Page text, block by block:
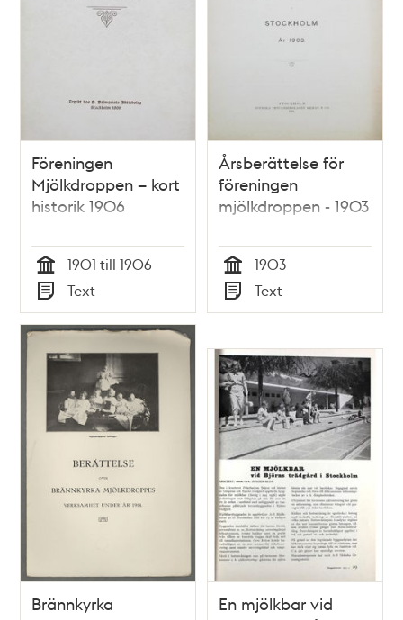
Föreningen
Mjölkdroppen – kort
historik 1906
Tid
1901 till 1906
Typ
Text
Årsberättelse för
föreningen
mjölkdroppen - 1903
Tid
1903
Typ
Text
Brännkyrka
En mjölkbar vid